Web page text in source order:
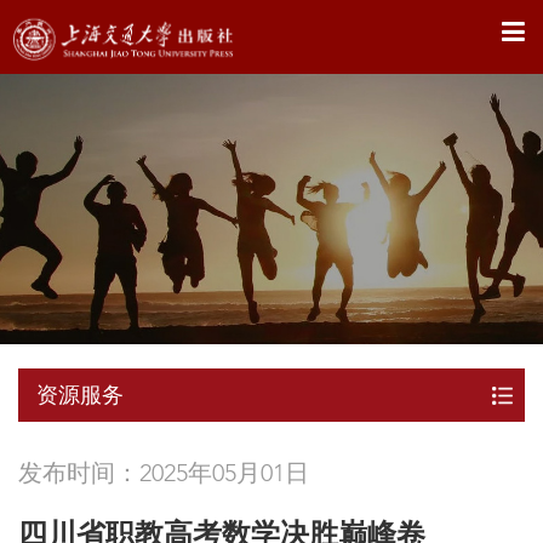
X
资源服务
发布时间：2025年05月01日
四川省职教高考数学决胜巅峰卷